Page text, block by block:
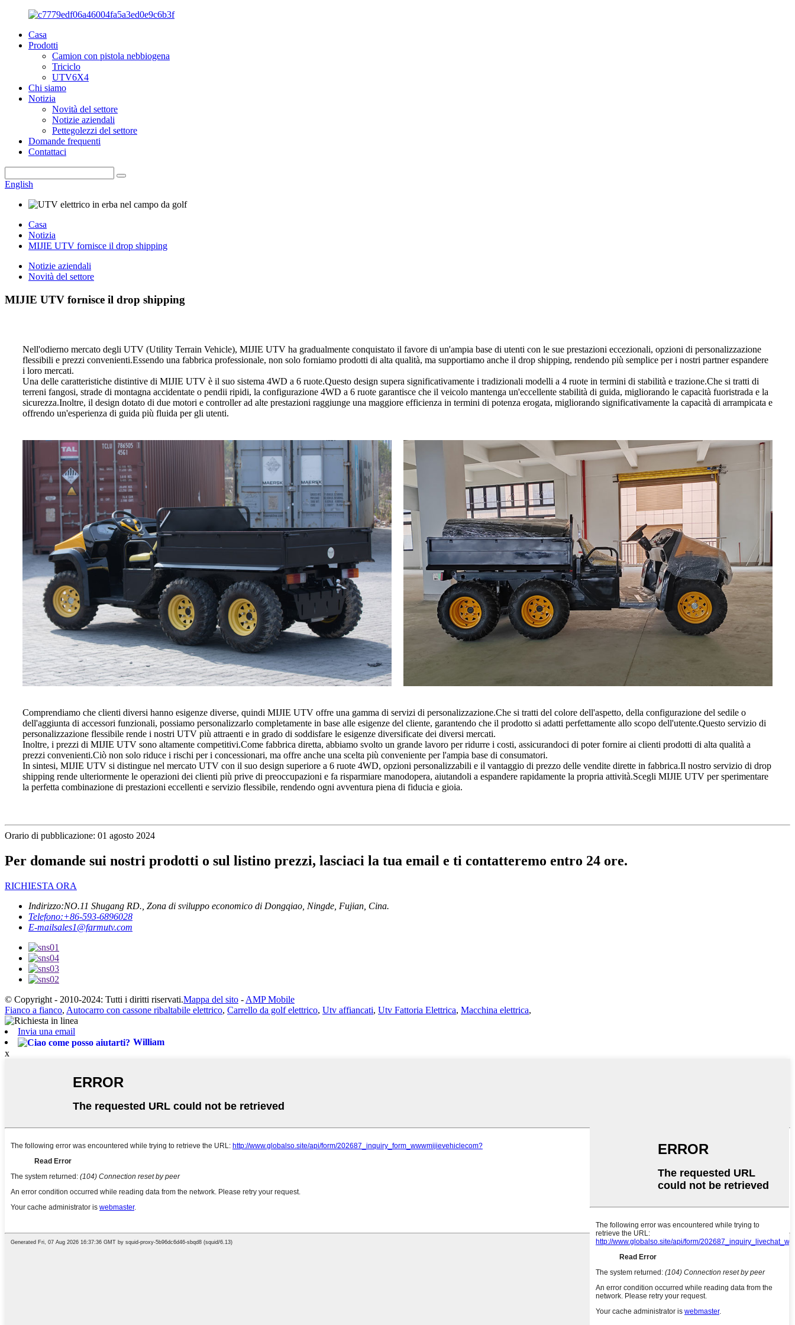
Casa
Prodotti
Camion con pistola nebbiogena
Triciclo
UTV6X4
Chi siamo
Notizia
Novità del settore
Notizie aziendali
Pettegolezzi del settore
Domande frequenti
Contattaci
English
Casa
Notizia
MIJIE UTV fornisce il drop shipping
Notizie aziendali
Novità del settore
MIJIE UTV fornisce il drop shipping
Nell'odierno mercato degli UTV (Utility Terrain Vehicle), MIJIE UTV ha gradualmente conquistato il favore di un'ampia base di utenti con le sue prestazioni eccezionali, opzioni di personalizzazione
flessibili e prezzi convenienti.Essendo una fabbrica professionale, non solo forniamo prodotti di alta qualità, ma supportiamo anche il drop shipping, rendendo più semplice per i nostri partner espandere
i loro mercati.
Una delle caratteristiche distintive di MIJIE UTV è il suo sistema 4WD a 6 ruote.Questo design supera significativamente i tradizionali modelli a 4 ruote in termini di stabilità e trazione.Che si tratti di
terreni fangosi, strade di montagna accidentate o pendii ripidi, la configurazione 4WD a 6 ruote garantisce che il veicolo mantenga un'eccellente stabilità di guida, migliorando le capacità fuoristrada e la
sicurezza.Inoltre, il design dotato di due motori e controller ad alte prestazioni raggiunge una maggiore efficienza in termini di potenza erogata, migliorando significativamente la capacità di arrampicata e
offrendo un'esperienza di guida più fluida per gli utenti.
Comprendiamo che clienti diversi hanno esigenze diverse, quindi MIJIE UTV offre una gamma di servizi di personalizzazione.Che si tratti del colore dell'aspetto, della configurazione del sedile o
dell'aggiunta di accessori funzionali, possiamo personalizzarlo completamente in base alle esigenze del cliente, garantendo che il prodotto si adatti perfettamente allo scopo dell'utente.Questo servizio di
personalizzazione flessibile rende i nostri UTV più attraenti e in grado di soddisfare le esigenze diversificate dei diversi mercati.
Inoltre, i prezzi di MIJIE UTV sono altamente competitivi.Come fabbrica diretta, abbiamo svolto un grande lavoro per ridurre i costi, assicurandoci di poter fornire ai clienti prodotti di alta qualità a
prezzi convenienti.Ciò non solo riduce i rischi per i concessionari, ma offre anche una scelta più conveniente per l'ampia base di consumatori.
In sintesi, MIJIE UTV si distingue nel mercato UTV con il suo design superiore a 6 ruote 4WD, opzioni personalizzabili e il vantaggio di prezzo delle vendite dirette in fabbrica.Il nostro servizio di drop
shipping rende ulteriormente le operazioni dei clienti più prive di preoccupazioni e fa risparmiare manodopera, aiutandoli a espandere rapidamente la propria attività.Scegli MIJIE UTV per sperimentare
la perfetta combinazione di prestazioni eccellenti e servizio flessibile, rendendo ogni avventura piena di fiducia e gioia.
Orario di pubblicazione: 01 agosto 2024
Per domande sui nostri prodotti o sul listino prezzi, lasciaci la tua email e ti contatteremo entro 24 ore.
RICHIESTA ORA
Indirizzo:NO.11 Shugang RD., Zona di sviluppo economico di Dongqiao, Ningde, Fujian, Cina.
Telefono:+86-593-6896028
E-mailsales1@farmutv.com
© Copyright - 2010-2024: Tutti i diritti riservati.Mappa del sito - AMP Mobile
Fianco a fianco, Autocarro con cassone ribaltabile elettrico, Carrello da golf elettrico, Utv affiancati, Utv Fattoria Elettrica, Macchina elettrica,
Invia una email
William
x